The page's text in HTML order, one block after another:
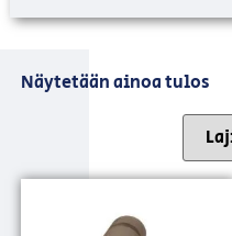
Näytetään ainoa tulos